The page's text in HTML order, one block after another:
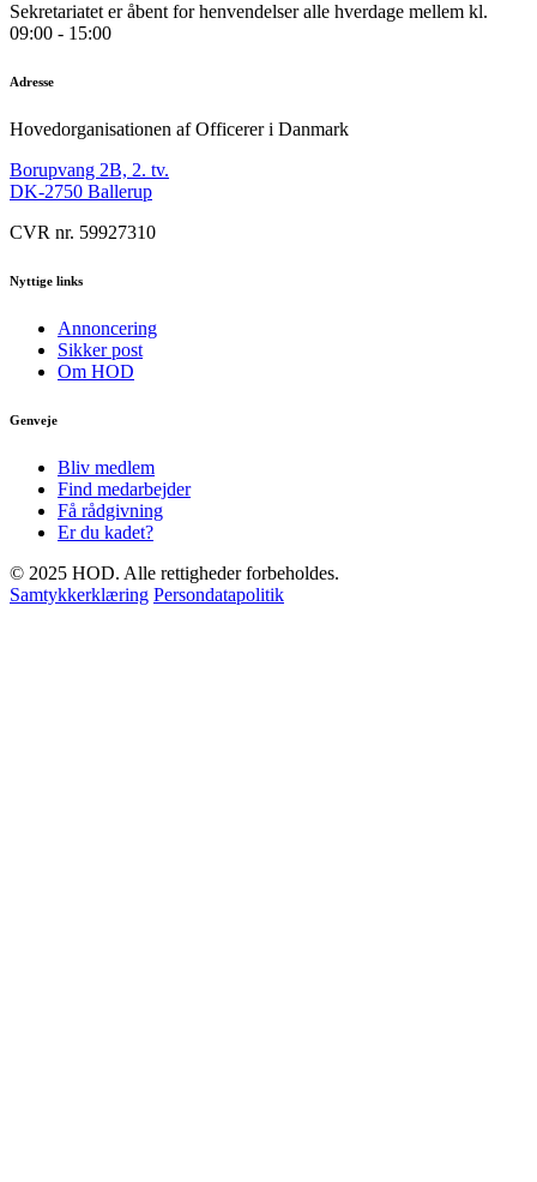
Sekretariatet er åbent for henvendelser alle hverdage mellem kl.
09:00 - 15:00
Adresse
Hovedorganisationen af Officerer i Danmark
Borupvang 2B, 2. tv.
DK-2750 Ballerup
CVR nr. 59927310
Nyttige links
Annoncering
Sikker post
Om HOD
Genveje
Bliv medlem
Find medarbejder
Få rådgivning
Er du kadet?
© 2025 HOD. Alle rettigheder forbeholdes.
Samtykkerklæring Persondatapolitik